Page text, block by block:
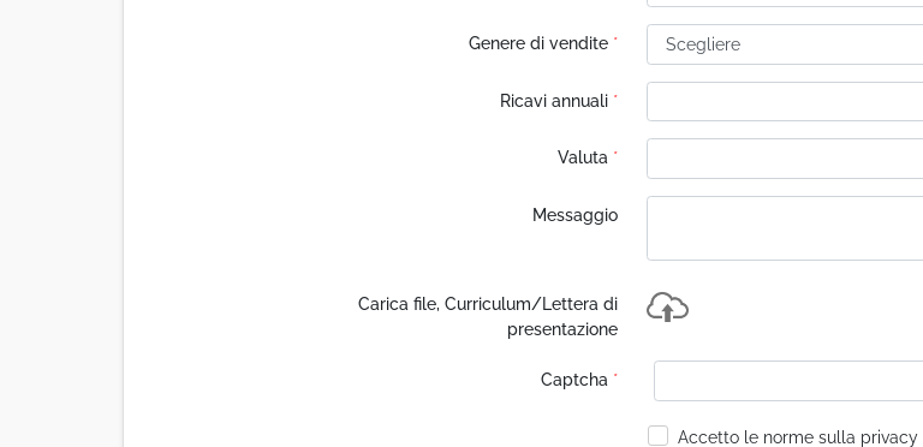
Genere di vendite *
Ricavi annuali *
Valuta *
Messaggio
Carica file, Curriculum/Lettera di
presentazione
Captcha *
Accetto le norme sulla privacy